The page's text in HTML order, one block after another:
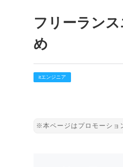
フリーラン
め
itエンジニア